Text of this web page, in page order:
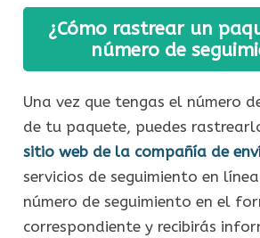
¿Cómo rastrear un
número de
Una vez que tengas el número
de tu paquete, puedes
sitio web de la compañía de
servicios de seguimiento en
número de seguimiento en el
correspondiente y recibirás